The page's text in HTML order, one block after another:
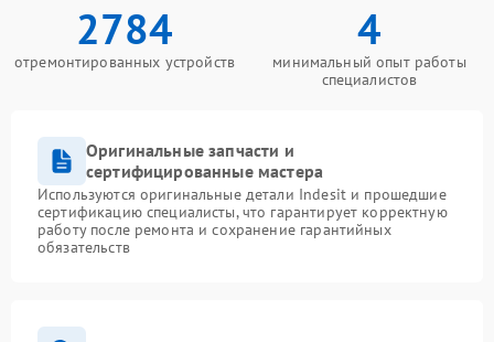
2784
отремонтированных устройств
4
минимальный опыт работы
специалистов
Оригинальные запчасти и
сертифицированные мастера
Используются оригинальные детали Indesit и прошедшие
сертификацию специалисты, что гарантирует корректную
работу после ремонта и сохранение гарантийных
обязательств